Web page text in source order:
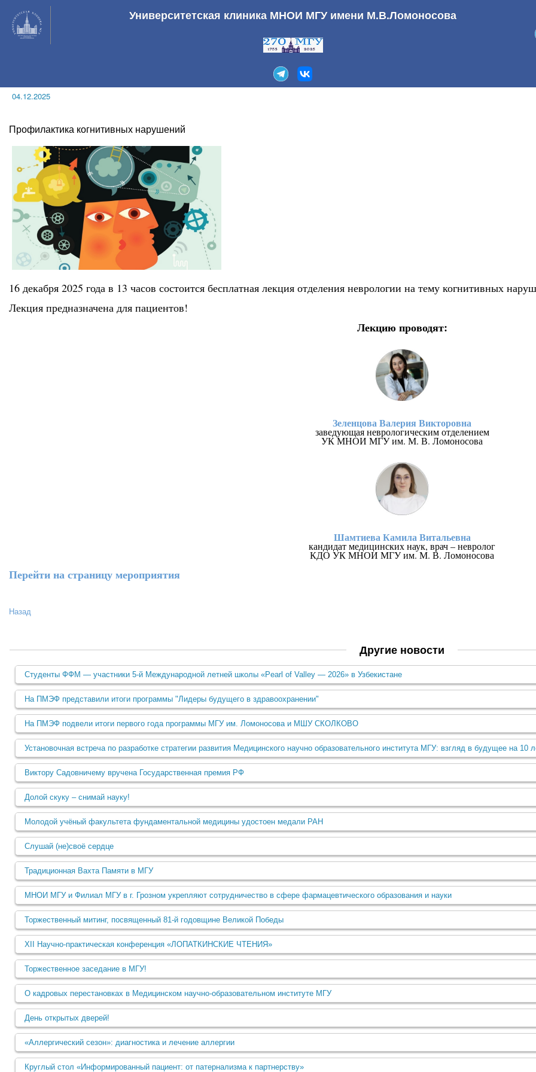
Университетская клиника МНОИ МГУ имени М.В.Ломоносова
04.12.2025
Профилактика когнитивных нарушений
16 декабря 2025 года в 13 часов состоится бесплатная лекция отделения неврологии на тему когнитивных
Лекция предназначена для пациентов!
Лекцию проводят:
Зеленцова Валерия Викторовна
заведующая неврологическим отделением
УК МНОИ МГУ им. М. В. Ломоносова
Шамтиева Камила Витальевна
кандидат медицинских наук, врач – невролог
КДО УК МНОИ МГУ им. М. В. Ломоносова
Перейти на страницу мероприятия
Назад
Другие новости
Студенты ФФМ — участники 5‑й Международной летней школы «Pearl of Valley — 2026» в Узбекистане
На ПМЭФ представили итоги программы "Лидеры будущего в здравоохранении"
На ПМЭФ подвели итоги первого года программы МГУ им. Ломоносова и МШУ СКОЛКОВО
Установочная встреча по разработке стратегии развития Медицинского научно образовательного института МГУ: взгляд в будущее на 10
Виктору Садовничему вручена Государственная премия РФ
Долой скуку – снимай науку!
Молодой учёный факультета фундаментальной медицины удостоен медали РАН
Слушай (не)своё сердце
Традиционная Вахта Памяти в МГУ
МНОИ МГУ и Филиал МГУ в г. Грозном укрепляют сотрудничество в сфере фармацевтического образования и науки
Торжественный митинг, посвященный 81-й годовщине Великой Победы
XII Научно-практическая конференция «ЛОПАТКИНСКИЕ ЧТЕНИЯ»
Торжественное заседание в МГУ!
О кадровых перестановках в Медицинском научно-образовательном институте МГУ
День открытых дверей!
«Аллергический сезон»: диагностика и лечение аллергии
Круглый стол «Информированный пациент: от патернализма к партнерству»